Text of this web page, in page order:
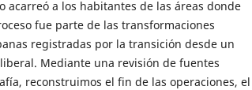
acarreó a los habitantes de las áreas donde
fue parte de las transformaciones
registradas por la transición desde un
Mediante una revisión de fuentes
reconstruimos el fin de las operaciones, el